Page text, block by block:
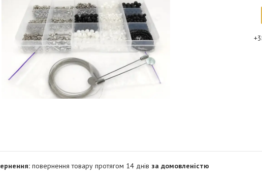
повернення товару протягом 14 днів за домовленістю